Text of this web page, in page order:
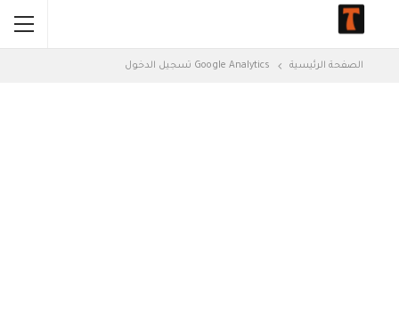
الصفحة الرئيسية Google Analytics تسجيل الدخول